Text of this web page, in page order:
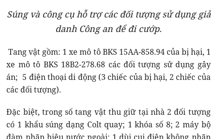
Súng và công cụ hỗ trợ các đối tượng sử dụng giả
danh Công an để đi cướp.
Tang vật gồm: 1 xe mô tô BKS 15AA-858.94 của bị hại, 1
xe mô tô BKS 18B2-278.68 các đối tượng sử dụng gây
án; 5 điện thoại di động (3 chiếc của bị hại, 2 chiếc của
các đối tượng).
Đặc biệt, trong số tang vật thu giữ tại nhà 2 đối tượng
có 1 khẩu súng dạng Colt quay; 1 khóa số 8; 2 máy bộ